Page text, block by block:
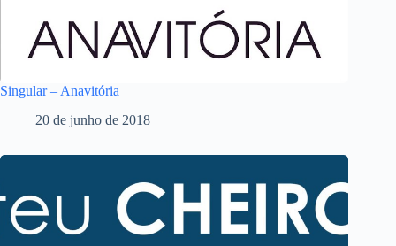
Singular – Anavitória
20 de junho de 2018